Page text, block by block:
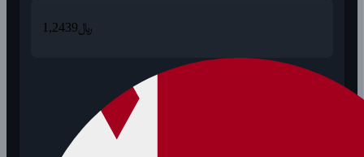
1,2439 ﷼